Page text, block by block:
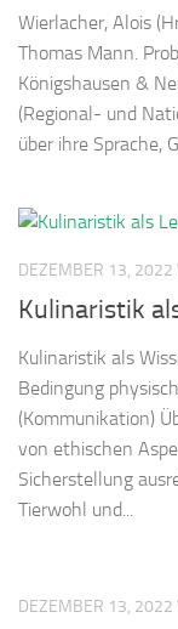
Wierlacher, Alois
Thomas Mann.
Königshausen &
(Regional- und
über ihre Sprache,
DEZEMBER 13, 2022
Kulinaristik
Kulinaristik als
Bedingung
(Kommunikation)
von ethischen
Sicherstellung
Tierwohl und...
DEZEMBER 13, 2022